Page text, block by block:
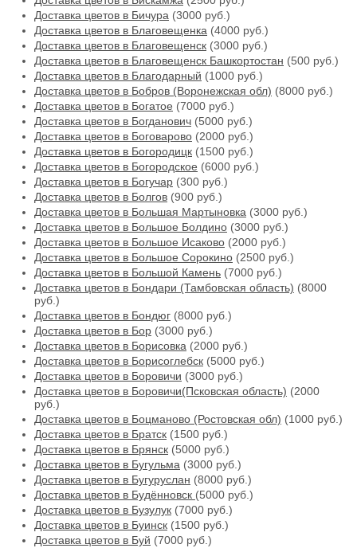
Доставка цветов в Бичура (3000 руб.)
Доставка цветов в Благовещенка (4000 руб.)
Доставка цветов в Благовещенск (3000 руб.)
Доставка цветов в Благовещенск Башкортостан (500 руб.)
Доставка цветов в Благодарный (1000 руб.)
Доставка цветов в Бобров (Воронежская обл) (8000 руб.)
Доставка цветов в Богатое (7000 руб.)
Доставка цветов в Богданович (5000 руб.)
Доставка цветов в Боговарово (2000 руб.)
Доставка цветов в Богородицк (1500 руб.)
Доставка цветов в Богородское (6000 руб.)
Доставка цветов в Богучар (300 руб.)
Доставка цветов в Болгов (900 руб.)
Доставка цветов в Большая Мартыновка (3000 руб.)
Доставка цветов в Большое Болдино (3000 руб.)
Доставка цветов в Большое Исаково (2000 руб.)
Доставка цветов в Большое Сорокино (2500 руб.)
Доставка цветов в Большой Камень (7000 руб.)
Доставка цветов в Бондари (Тамбовская область) (8000
руб.)
Доставка цветов в Бондюг (8000 руб.)
Доставка цветов в Бор (3000 руб.)
Доставка цветов в Борисовка (2000 руб.)
Доставка цветов в Борисоглебск (5000 руб.)
Доставка цветов в Боровичи (3000 руб.)
Доставка цветов в Боровичи(Псковская область) (2000
руб.)
Доставка цветов в Боцманово (Ростовская обл) (1000 руб.)
Доставка цветов в Братск (1500 руб.)
Доставка цветов в Брянск (5000 руб.)
Доставка цветов в Бугульма (3000 руб.)
Доставка цветов в Бугуруслан (8000 руб.)
Доставка цветов в Будённовск (5000 руб.)
Доставка цветов в Бузулук (7000 руб.)
Доставка цветов в Буинск (1500 руб.)
Доставка цветов в Буй (7000 руб.)